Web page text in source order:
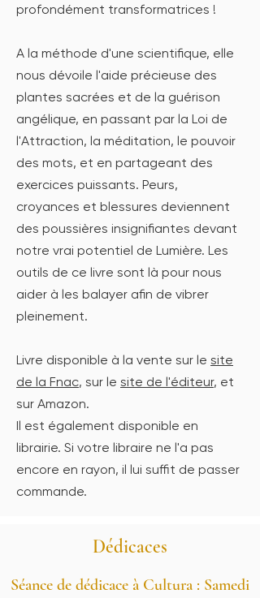
profondément transformatrices !
A la méthode d'une scientifique, elle
nous dévoile l'aide précieuse des
plantes sacrées et de la guérison
angélique, en passant par la Loi de
l'Attraction, la méditation, le pouvoir
des mots, et en partageant des
exercices puissants. Peurs,
croyances et blessures deviennent
des poussières insignifiantes devant
notre vrai potentiel de Lumière. Les
outils de ce livre sont là pour nous
aider à les balayer afin de vibrer
pleinement.
Livre disponible à la vente sur le site
de la Fnac, sur le site de l'éditeur, et
sur Amazon.
Il est également disponible en
librairie. Si votre libraire ne l'a pas
encore en rayon, il lui suffit de passer
commande.
Dédicaces
Séance de dédicace à Cultura : Samedi